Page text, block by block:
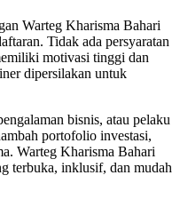
Warteg Kharisma Bahari
Tidak ada persyaratan
motivasi tinggi dan
dipersilakan untuk
bisnis, atau pelaku
portofolio investasi,
Warteg Kharisma Bahari
terbuka, inklusif, dan mudah